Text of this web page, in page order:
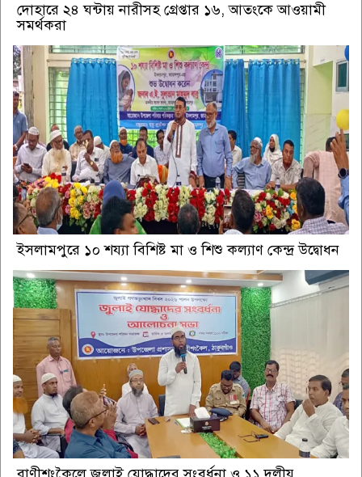
দোহারে ২৪ ঘন্টায় নারীসহ গ্রেপ্তার ১৬, আতংকে আওয়ামী
সমর্থকরা
ইসলামপুরে ১০ শয্যা বিশিষ্ট মা ও শিশু কল্যাণ কেন্দ্র উদ্বোধন